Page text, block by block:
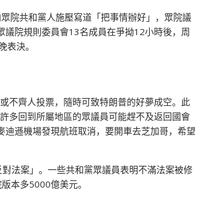
院共和黨人施壓寫道「把事情辦好」，眾院議
院規則委員會13名成員在爭拗12小時後，周
決。
不齊人投票，隨時可致特朗普的好夢成空。此
多回到所屬地區的眾議員可能趕不及返回國會
遜機場發現航班取消，要開車去芝加哥，希望
法案」。一些共和黨眾議員表明不滿法案被修
本多5000億美元。